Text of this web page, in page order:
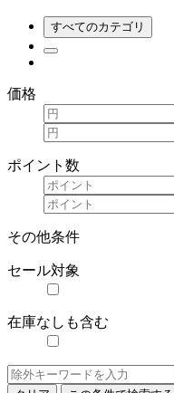
すべてのカテゴリ
価格
ポイント数
その他条件
セール対象
在庫なしも含む